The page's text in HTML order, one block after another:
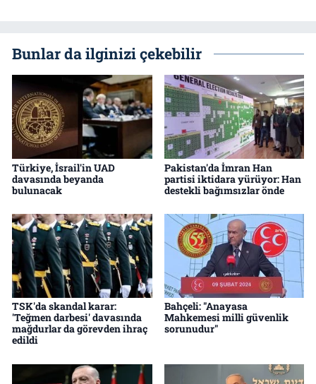
Bunlar da ilginizi çekebilir
Türkiye, İsrail'in UAD
davasında beyanda
bulunacak
Pakistan'da İmran Han
partisi iktidara yürüyor: Han
destekli bağımsızlar önde
TSK'da skandal karar:
'Teğmen darbesi' davasında
mağdurlar da görevden ihraç
edildi
Bahçeli: "Anayasa
Mahkemesi milli güvenlik
sorunudur"